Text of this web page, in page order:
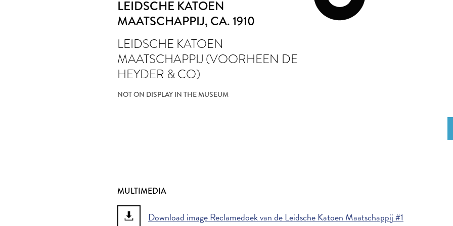
LEIDSCHE KATOEN
MAATSCHAPPIJ, CA. 1910
LEIDSCHE KATOEN
MAATSCHAPPIJ (VOORHEEN DE
HEYDER & CO)
NOT ON DISPLAY IN THE MUSEUM
MULTIMEDIA
Download image Reclamedoek van de Leidsche Katoen Maatschappij #1